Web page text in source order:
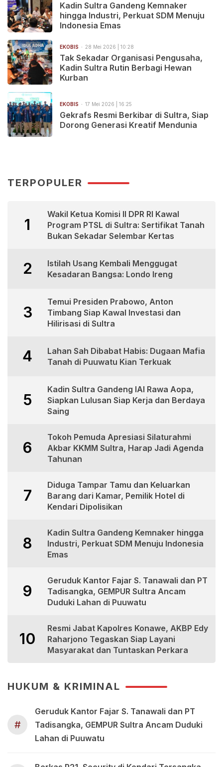
Kadin Sultra Gandeng Kemnaker
hingga Industri, Perkuat SDM Menuju
Indonesia Emas
EKOBIS 28 Mei 2026 | 10:28
Tak Sekadar Organisasi Pengusaha,
Kadin Sultra Rutin Berbagi Hewan
Kurban
EKOBIS 17 Mei 2026 | 16:25
Gekrafs Resmi Berkibar di Sultra, Siap
Dorong Generasi Kreatif Mendunia
TERPOPULER
1
Wakil Ketua Komisi II DPR RI Kawal
Program PTSL di Sultra: Sertifikat Tanah
Bukan Sekadar Selembar Kertas
2
Istilah Usang Kembali Menggugat
Kesadaran Bangsa: Londo Ireng
3
Temui Presiden Prabowo, Anton
Timbang Siap Kawal Investasi dan
Hilirisasi di Sultra
4
Lahan Sah Dibabat Habis: Dugaan Mafia
Tanah di Puuwatu Kian Terkuak
5
Kadin Sultra Gandeng IAI Rawa Aopa,
Siapkan Lulusan Siap Kerja dan Berdaya
Saing
6
Tokoh Pemuda Apresiasi Silaturahmi
Akbar KKMM Sultra, Harap Jadi Agenda
Tahunan
7
Diduga Tampar Tamu dan Keluarkan
Barang dari Kamar, Pemilik Hotel di
Kendari Dipolisikan
8
Kadin Sultra Gandeng Kemnaker hingga
Industri, Perkuat SDM Menuju Indonesia
Emas
9
Geruduk Kantor Fajar S. Tanawali dan PT
Tadisangka, GEMPUR Sultra Ancam
Duduki Lahan di Puuwatu
10
Resmi Jabat Kapolres Konawe, AKBP Edy
Raharjono Tegaskan Siap Layani
Masyarakat dan Tuntaskan Perkara
HUKUM & KRIMINAL
#
Geruduk Kantor Fajar S. Tanawali dan PT
Tadisangka, GEMPUR Sultra Ancam Duduki
Lahan di Puuwatu